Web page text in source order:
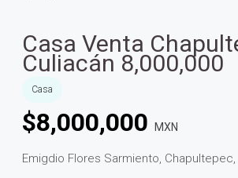
Casa Venta
Culiacán 8,000,000
Casa
$8,000,000 MXN
Emigdio Flores Sarmiento, Chapultepec,